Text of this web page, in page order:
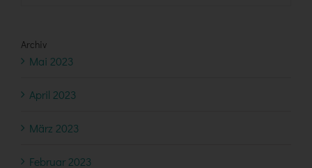
Archiv
Mai 2023
April 2023
März 2023
Februar 2023